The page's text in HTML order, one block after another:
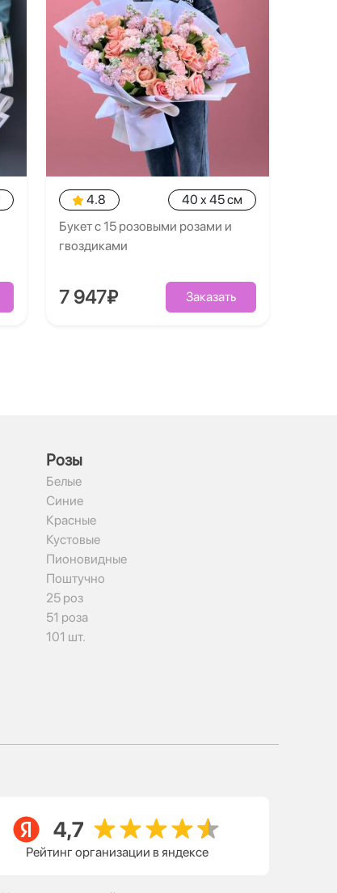
4.8
40 x 45 см
Букет с 15 розовыми розами и
гвоздиками
7 947₽ Заказать
Рoзы
Белые
Синие
Красные
Кустовые
Пионовидные
Поштучно
25 роз
51 роза
101 шт.
Рейтинг организации в яндексе